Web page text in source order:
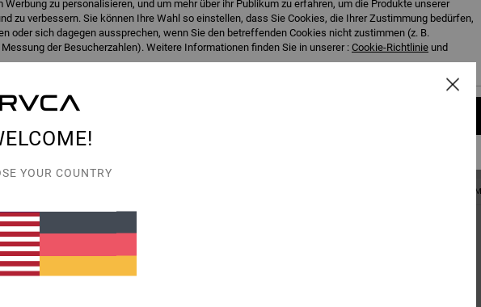
Bikinioberteil Frauen Schwarz Knappes Bikiniunterteil
50,00 €
ARTIST NETWORK PROGRAM
YOUR COUNTRY
Werbung zu personalisieren, und um mehr über ihr Publikum zu erfahren, um die Produkte unserer
zu verbessern. Sie können Ihre Wahl so einstellen, dass Sie Cookies, die Ihrer Zustimmung bedürfen,
oder sich dagegen aussprechen, wenn Sie den betreffenden Cookies nicht zustimmen (z. B.
der Besucherzahlen). Weitere Informationen finden Sie in unserer : Cookie-Richtlinie und